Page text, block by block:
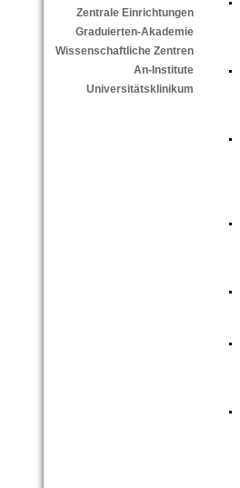
Zentrale Einrichtungen
Graduierten-Akademie
Wissenschaftliche Zentren
An-Institute
Universitätsklinikum